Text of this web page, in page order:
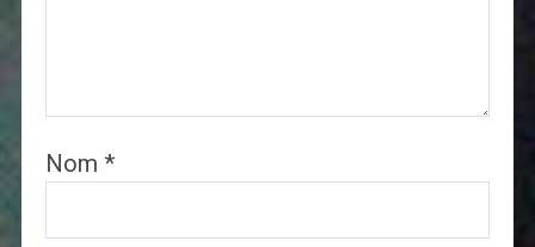
Nom *